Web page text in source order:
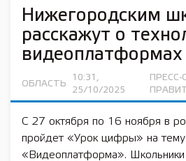
Нижегородским
расскажут о
видеоплатформах
ОБЛАСТЬ
10:31,
25/10/2025
С 27 октября по 16 ноября в
пройдет «Урок цифры» на тему
«Видеоплатформа». Школьники